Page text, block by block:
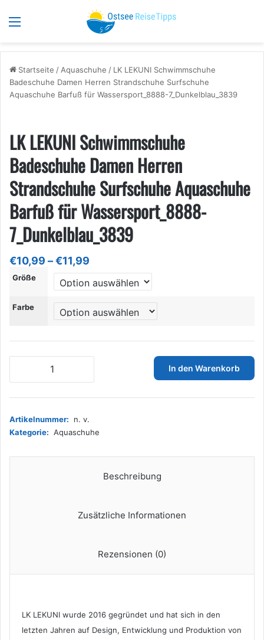
Menü
Startseite /Aquaschuhe / LK LEKUNI Schwimmschuhe
Badeschuhe Damen Herren Strandschuhe Surfschuhe
Aquaschuhe Barfuß für Wassersport_8888-7_Dunkelblau_3839
LK LEKUNI Schwimmschuhe
Badeschuhe Damen Herren
Strandschuhe Surfschuhe Aquaschuhe
Barfuß für Wassersport_8888-
7_Dunkelblau_3839
€10,99 –€11,99
€10,99
bis
Größe
Farbe
Badeschuhe
Herren
Strandschuhe
In den Warenkorb
Artikelnummer:
n. v.
Kategorie: Aquaschuhe
Beschreibung
Zusätzliche Informationen
Rezensionen (0)
LK LEKUNI wurde 2016 gegründet und hat sich in den
letzten Jahren auf Design, Entwicklung und Produktion von